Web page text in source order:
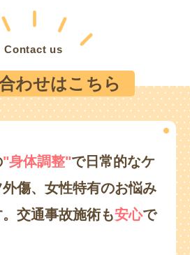
Contact us
わせはこちら
"身体調整"で日常的なケ
傷、 女性特有のお悩み
交通事故施術も安心で